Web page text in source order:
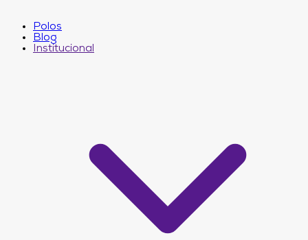
Polos
Blog
Institucional